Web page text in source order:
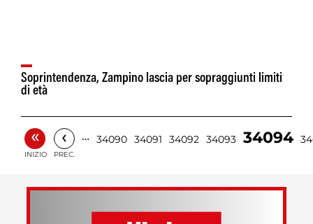
Soprintendenza, Zampino lascia per sopraggiunti limiti
di età
«
INIZIO
‹
PREC.
… 34090 34091 34092 34093 34094